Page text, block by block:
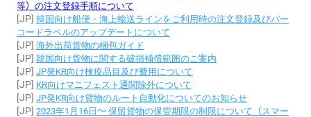
等）の注文登録手順について
[JP] 韓国 向け船便 ・ 海上輸送ラインをご利用時の注文登録及びバー
コ ー ドラベルのアップデー トについて
[JP] 海外出荷貨物の梱包ガイド
[JP] 韓国 向け貨物に関する破損補償範囲のご案内
[JP] JP発KR向け検疫品目及び費用について
[JP] KR向けマニフェスト通関除外について
[JP] JP発KR向け貨物のルー ト自動化についてのお知らせ
[JP] 2023年1 月16 日～ 保留貨物の保管期限の制限について（スマー